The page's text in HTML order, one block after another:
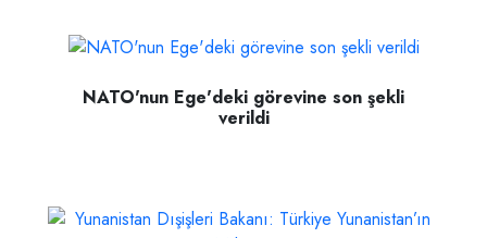
NATO'nun Ege'deki görevine son şekli
verildi